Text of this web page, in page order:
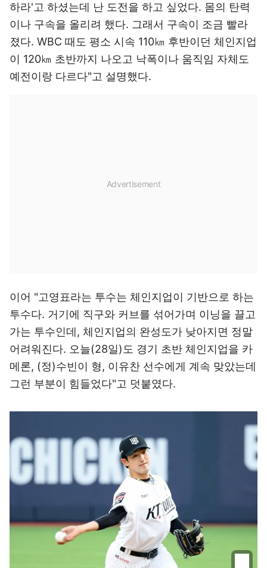
하라'고 하셨는데 난 도전을 하고 싶었다. 몸의 탄력
이나 구속을 올리려 했다. 그래서 구속이 조금 빨라
졌다. WBC 때도 평소 시속 110㎞ 후반이던 체인지업
이 120㎞ 초반까지 나오고 낙폭이나 움직임 자체도
예전이랑 다르다"고 설명했다.
이어 "고영표라는 투수는 체인지업이 기반으로 하는
투수다. 거기에 직구와 커브를 섞어가며 이닝을 끌고
가는 투수인데, 체인지업의 완성도가 낮아지면 정말
어려워진다. 오늘(28일)도 경기 초반 체인지업을 카
메론, (정)수빈이 형, 이유찬 선수에게 계속 맞았는데
그런 부분이 힘들었다"고 덧붙였다.